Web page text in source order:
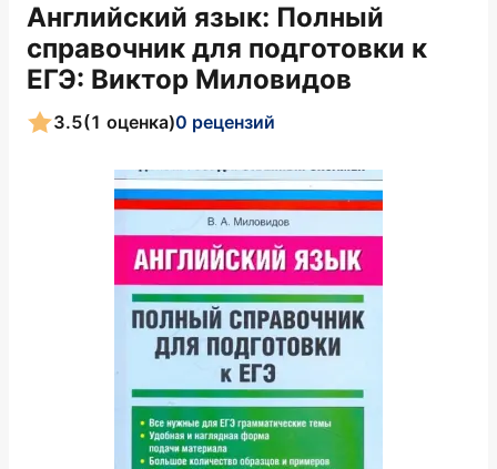
Английский язык: Полный
справочник для подготовки к
ЕГЭ: Виктор Миловидов
3.5(1 оценка)0 рецензий